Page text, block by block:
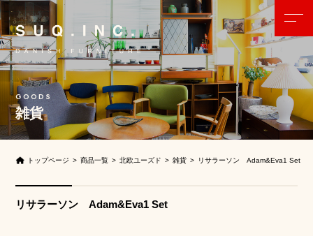
雑貨
トップページ 商品一覧 北欧ユーズド 雑貨 リサラーソン Adam&Eva1 Set
リサラーソン Adam&Eva1 Set